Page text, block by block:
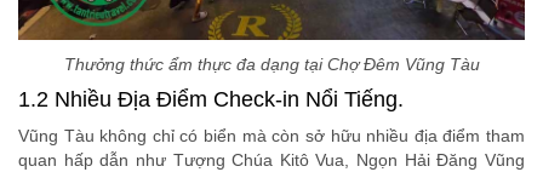
Thưởng thức ẩm thực đa dạng tại Chợ Đêm Vũng Tàu
1.2 Nhiều Địa Điểm Check-in Nổi Tiếng.
Vũng Tàu không chỉ có biển mà còn sở hữu nhiều địa điểm tham
quan hấp dẫn như Tượng Chúa Kitô Vua, Ngọn Hải Đăng Vũng